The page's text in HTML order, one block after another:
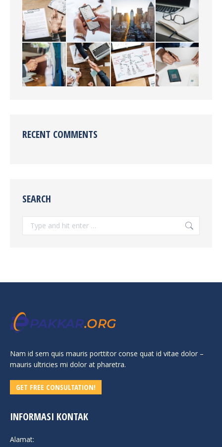
RECENT COMMENTS
SEARCH
Nam id sem quis mauris porttitor conse quat id vitae dolor –
mauris ultricies mi dolor at pharetra.
GET FREE CONSULTATION!
INFORMASI KONTAK
Alamat: